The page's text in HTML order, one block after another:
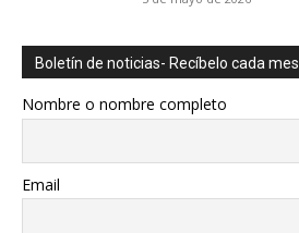
Boletín de noticias- Recíbelo cada mes
Nombre o nombre completo
Email